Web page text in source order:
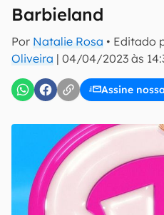
Barbieland
Por Natalie Rosa • Editado
Oliveira | 04/04/2023 às
Assine
Confirmo que li, aceito e
Uso e Política de